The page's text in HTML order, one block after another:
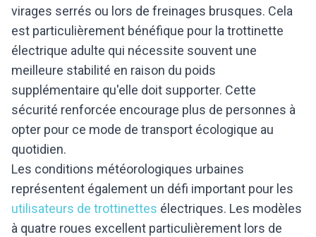
virages serrés ou lors de freinages brusques. Cela
est particulièrement bénéfique pour la trottinette
électrique adulte qui nécessite souvent une
meilleure stabilité en raison du poids
supplémentaire qu'elle doit supporter. Cette
sécurité renforcée encourage plus de personnes à
opter pour ce mode de transport écologique au
quotidien.
Les conditions météorologiques urbaines
représentent également un défi important pour les
utilisateurs de trottinettes électriques. Les modèles
à quatre roues excellent particulièrement lors de